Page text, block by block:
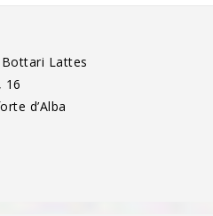
Lattes
16
d’Alba